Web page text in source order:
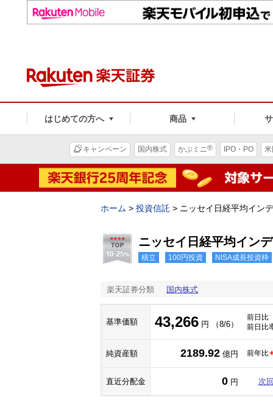
はじめての方へ 商品
キャンペーン 国内株式 かぶミニ® IPO・PO
ホーム > 投資信託 > ニッセイ日経平均イン
ニッセイ日経平均イン
積立 100円投資 NISA成長投資枠
楽天証券分類 国内株式
基準価額 43,266 円 （8/6）
前日比
前日比
純資産額 2189.92 億円 前年比
直近分配金 0 円 次